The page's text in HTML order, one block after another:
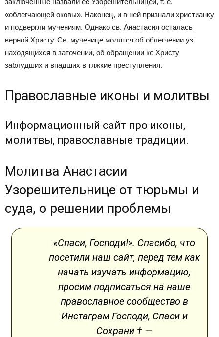
«облегчающей оковы». Наконец, и в ней признали христианку
и подвергли мучениям. Однако св. Анастасия осталась
верной Христу. Св. мученице молятся об облегчении уз
находящихся в заточении, об обращении ко Христу
заблудших и впадших в тяжкие преступления.
Православные иконы и молитвы
Информационный сайт про иконы,
молитвы, православные традиции.
Молитва Анастасии
Узорешительнице от тюрьмы и
суда, о решении проблемы
«Спаси, Господи!». Спасибо, что
посетили наш сайт, перед тем как
начать изучать информацию,
просим подписаться на наше
православное сообщество в
Инстаграм Господи, Спаси и
Сохрани † —